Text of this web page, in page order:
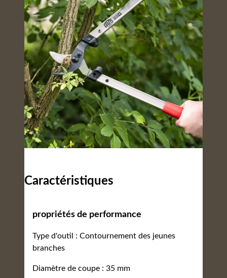
Caractéristiques
propriétés de performance
Type d'outil : Contournement des jeunes
branches
Diamètre de coupe : 35 mm